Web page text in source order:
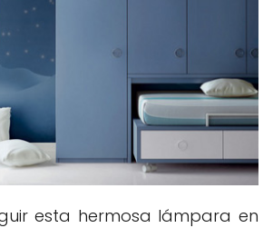
esta hermosa lámpara en